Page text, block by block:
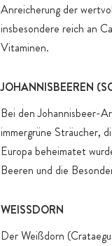
Anreicherung der
insbesondere reich an
Vitaminen.
JOHANNISBEEREN
Bei den Johannisbeer-
immergrüne Sträucher,
Europa beheimatet
Beeren und die
WEISSDORN
Der Weißdorn